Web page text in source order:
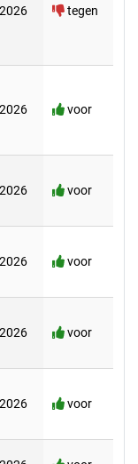
tegen
voor
voor
voor
voor
voor